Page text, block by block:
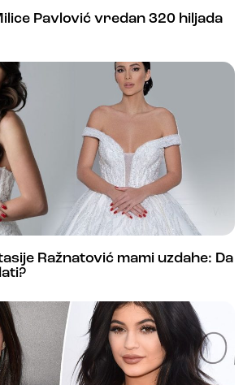
Pavlović vredan 320 hiljada
Ražnatović mami uzdahe: Da